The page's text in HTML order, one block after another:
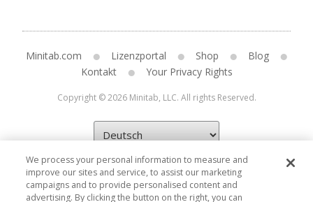
Minitab.com Lizenzportal Shop
Blog
Kontakt
Your Privacy Rights
Copyright © 2026 Minitab, LLC. All rights Reserved.
We process your personal information to measure and
improve our sites and service, to assist our marketing
campaigns and to provide personalised content and
advertising. By clicking the button on the right, you can